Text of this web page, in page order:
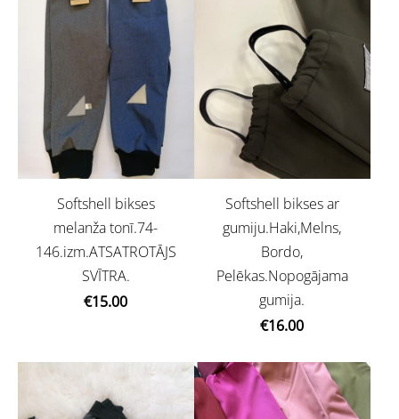
Softshell bikses
melanža tonī.74-
146.izm.ATSATROTĀJS
SVĪTRA.
€15.00
Softshell bikses ar
gumiju.Haki,Melns,
Bordo,
Pelēkas.Nopogājama
gumija.
€16.00